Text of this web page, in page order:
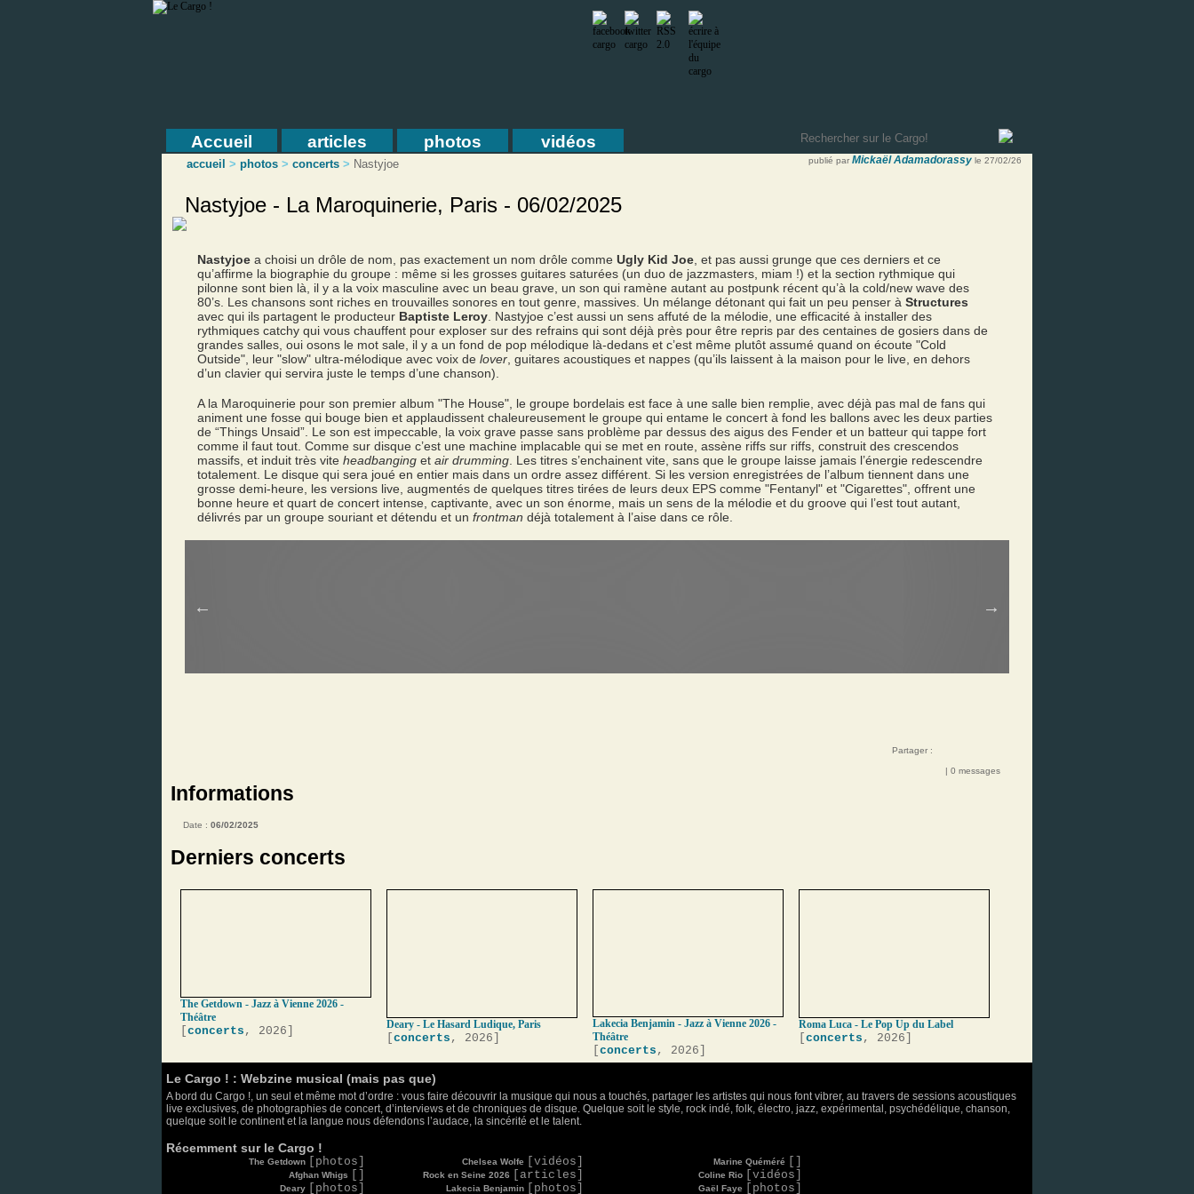
Accueil articles photos vidéos
accueil > photos > concerts > Nastyjoe publié par Mickaël Adamadorassy le 27/02/26
Nastyjoe - La Maroquinerie, Paris - 06/02/2025
Nastyjoe a choisi un drôle de nom, pas exactement un nom drôle comme Ugly Kid Joe , et pas aussi grunge que ces derniers et ce
qu’affirme la biographie du groupe : même si les grosses guitares saturées (un duo de jazzmasters, miam !) et la section rythmique qui
pilonne sont bien là, il y a la voix masculine avec un beau grave, un son qui ramène autant au postpunk récent qu’à la cold/new wave des
80’s. Les chansons sont riches en trouvailles sonores en tout genre, massives. Un mélange détonant qui fait un peu penser à Structures
avec qui ils partagent le producteur Baptiste Leroy . Nastyjoe c’est aussi un sens affuté de la mélodie, une efficacité à installer des
rythmiques catchy qui vous chauffent pour exploser sur des refrains qui sont déjà près pour être repris par des centaines de gosiers dans de
grandes salles, oui osons le mot sale, il y a un fond de pop mélodique là-dedans et c’est même plutôt assumé quand on écoute "Cold
Outside", leur "slow" ultra-mélodique avec voix de lover , guitares acoustiques et nappes (qu’ils laissent à la maison pour le live, en dehors
d’un clavier qui servira juste le temps d’une chanson).
A la Maroquinerie pour son premier album "The House", le groupe bordelais est face à une salle bien remplie, avec déjà pas mal de fans qui
animent une fosse qui bouge bien et applaudissent chaleureusement le groupe qui entame le concert à fond les ballons avec les deux parties
de “Things Unsaid”. Le son est impeccable, la voix grave passe sans problème par dessus des aigus des Fender et un batteur qui tappe fort
comme il faut tout. Comme sur disque c’est une machine implacable qui se met en route, assène riffs sur riffs, construit des crescendos
massifs, et induit très vite headbanging et air drumming . Les titres s’enchainent vite, sans que le groupe laisse jamais l’énergie redescendre
totalement. Le disque qui sera joué en entier mais dans un ordre assez différent. Si les version enregistrées de l’album tiennent dans une
grosse demi-heure, les versions live, augmentés de quelques titres tirées de leurs deux EPS comme "Fentanyl" et "Cigarettes", offrent une
bonne heure et quart de concert intense, captivante, avec un son énorme, mais un sens de la mélodie et du groove qui l’est tout autant,
délivrés par un groupe souriant et détendu et un frontman déjà totalement à l’aise dans ce rôle.
Partager :
| 0 messages
Informations
Date : 06/02/2025
Derniers concerts
The Getdown - Jazz à Vienne 2026 -
Théâtre
concerts , 2026] Deary - Le Hasard Ludique, Paris
concerts , 2026]
Lakecia Benjamin - Jazz à Vienne 2026 -
Théâtre
concerts , 2026]
Roma Luca - Le Pop Up du Label
concerts , 2026]
Le Cargo ! : Webzine musical (mais pas que)
A bord du Cargo !, un seul et même mot d’ordre : vous faire découvrir la musique qui nous a touchés, partager les artistes qui nous font vibrer, au travers de sessions acoustiques
live exclusives, de photographies de concert, d’interviews et de chroniques de disque. Quelque soit le style, rock indé, folk, électro, jazz, expérimental, psychédélique, chanson,
quelque soit le continent et la langue nous défendons l’audace, la sincérité et le talent.
Récemment sur le Cargo !
The Getdown [photos]
Afghan Whigs
Deary [photos]
Chelsea Wolfe [vidéos]
Rock en Seine 2026 [articles]
Lakecia Benjamin [photos]
Marine Quéméré
Coline Rio [vidéos]
Gaël Faye [photos]